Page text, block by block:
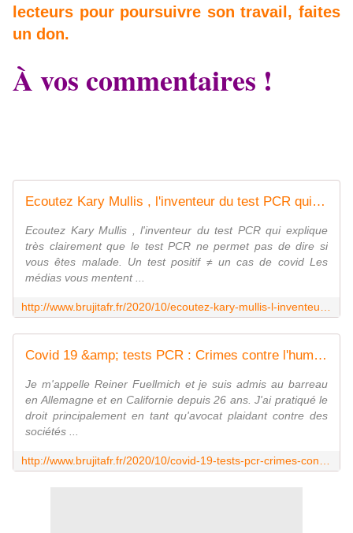
lecteurs pour poursuivre son travail, faites
un don.
À vos commentaires !
Ecoutez Kary Mullis , l'inventeur du test PCR qui explique très clairement que le test PCR ne permet pas de dire si vous êtes malade. - MOINS de BIENS PLUS de LIENS
Ecoutez Kary Mullis , l'inventeur du test PCR qui explique
très clairement que le test PCR ne permet pas de dire si
vous êtes malade. Un test positif ≠ un cas de covid Les
médias vous mentent ...
Covid 19 &amp; tests PCR : Crimes contre l'humanité 🌍 Reiner Fuellmich - MOINS de BIENS PLUS de LIENS
Je m'appelle Reiner Fuellmich et je suis admis au barreau
en Allemagne et en Californie depuis 26 ans. J'ai pratiqué le
droit principalement en tant qu'avocat plaidant contre des
sociétés ...